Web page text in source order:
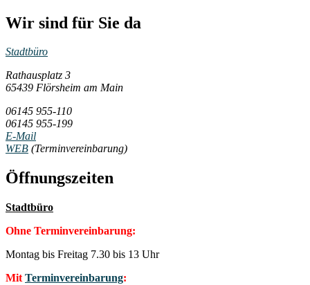
Wir sind für Sie da
Stadtbüro
Rathausplatz 3
65439 Flörsheim am Main
06145 955-110
06145 955-199
E-Mail
WEB (Terminvereinbarung)
Öffnungszeiten
Stadtbüro
Ohne Terminvereinbarung:
Montag bis Freitag 7.30 bis 13 Uhr
Mit Terminvereinbarung: